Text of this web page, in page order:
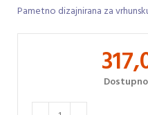
Pametno dizajnirana za